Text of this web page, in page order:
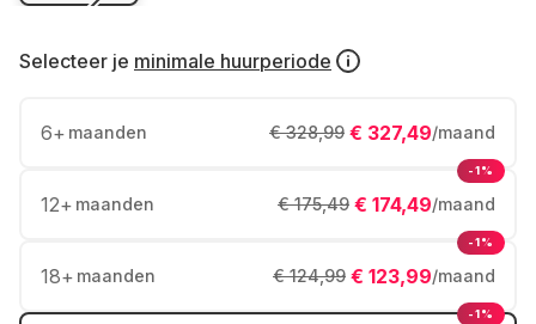
Selecteer je minimale huurperiode
6+ maanden € 327,49/maand
€ 328,99
12+ maanden € 174,49/maand
€ 175,49
-1%
18+ maanden € 123,99/maand
€ 124,99
-1%
-1%